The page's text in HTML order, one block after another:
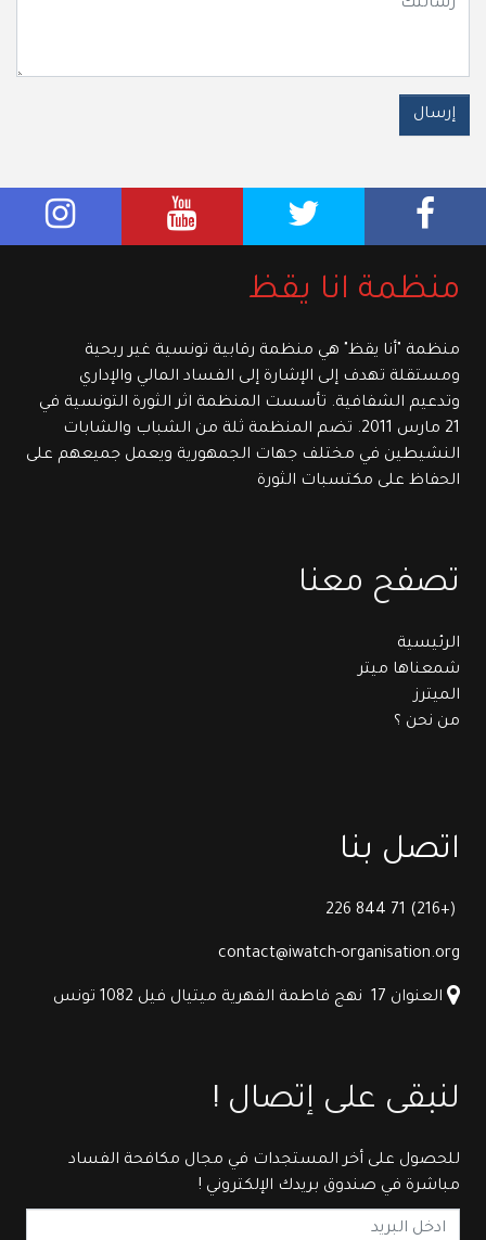
إرسال
منظمة انا يقظ
منظمة "أنا يقظ" هي منظمة رقابية تونسية غير ربحية
ومستقلة تهدف إلى الإشارة إلى الفساد المالي والإداري
وتدعيم الشفافية. تأسست المنظمة اثر الثورة التونسية في
21 مارس 2011. تضم المنظمة ثلة من الشباب والشابات
النشيطين في مختلف جهات الجمهورية ويعمل جميعهم على
الحفاظ على مكتسبات الثورة
تصفح معنا
الرئيسية
شمعناها ميتر
الميترز
من نحن ؟
اتصل بنا
(+216) 71 844 226
contact@iwatch-organisation.org
العنوان 17 نهج فاطمة الفهرية ميتيال فيل 1082 تونس
لنبقى على إتصال !
للحصول على أخر المستجدات في مجال مكافحة الفساد
مباشرة في صندوق بريدك الإلكتروني !